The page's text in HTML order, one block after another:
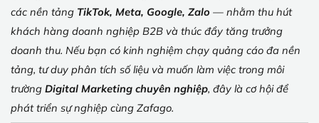
các nền tảng TikTok, Meta, Google, Zalo — nhằm thu hút
khách hàng doanh nghiệp B2B và thúc đẩy tăng trưởng
doanh thu. Nếu bạn có kinh nghiệm chạy quảng cáo đa nền
tảng, tư duy phân tích số liệu và muốn làm việc trong môi
trường Digital Marketing chuyên nghiệp, đây là cơ hội để
phát triển sự nghiệp cùng Zafago.